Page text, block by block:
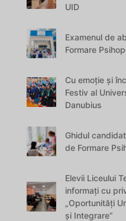
UID
Examenul de
Formare
Cu emoție și
Festiv al
Danubius
Ghidul
de Formare
Elevii Liceului
informați cu
„Oportunități
și Integrare”